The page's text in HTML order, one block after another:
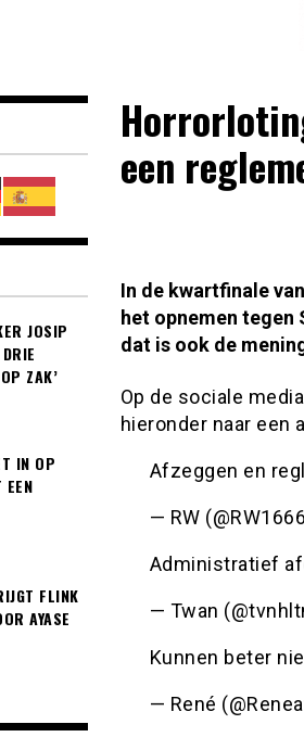
een
In de kwartfinale
het opnemen tegen
dat is ook de
Op de sociale
hieronder naar een
Afzeggen en
— RW
Administratief
— Twan
Kunnen beter
— René
JOSIP
ZAK’
IN OP
EEN
FLINK
AYASE